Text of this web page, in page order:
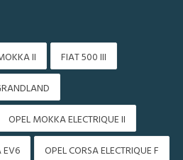
II
FIAT 500 III
OPEL MOKKA ELECTRIQUE II
EV6
OPEL CORSA ELECTRIQUE F